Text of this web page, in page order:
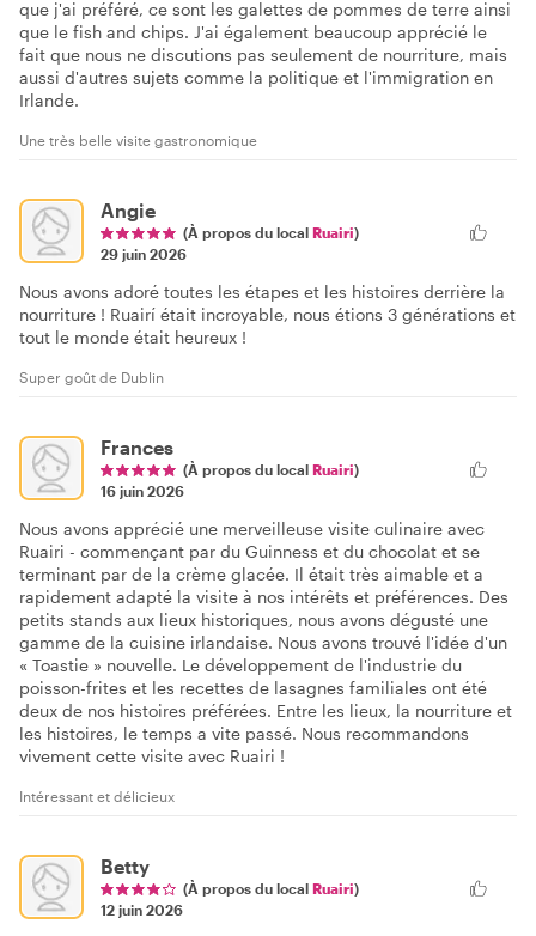
que j'ai préféré, ce sont les galettes de pommes de terre ainsi
que le fish and chips. J'ai également beaucoup apprécié le
fait que nous ne discutions pas seulement de nourriture, mais
aussi d'autres sujets comme la politique et l'immigration en
Irlande.
Une très belle visite gastronomique
Angie
(À propos du local Ruairi)
29 juin 2026
Nous avons adoré toutes les étapes et les histoires derrière la
nourriture ! Ruairí était incroyable, nous étions 3 générations et
tout le monde était heureux !
Super goût de Dublin
Frances
(À propos du local Ruairi)
16 juin 2026
Nous avons apprécié une merveilleuse visite culinaire avec
Ruairi - commençant par du Guinness et du chocolat et se
terminant par de la crème glacée. Il était très aimable et a
rapidement adapté la visite à nos intérêts et préférences. Des
petits stands aux lieux historiques, nous avons dégusté une
gamme de la cuisine irlandaise. Nous avons trouvé l'idée d'un
« Toastie » nouvelle. Le développement de l'industrie du
poisson-frites et les recettes de lasagnes familiales ont été
deux de nos histoires préférées. Entre les lieux, la nourriture et
les histoires, le temps a vite passé. Nous recommandons
vivement cette visite avec Ruairi !
Intéressant et délicieux
Betty
(À propos du local Ruairi)
12 juin 2026